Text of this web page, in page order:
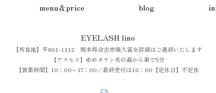
menu＆price blog
EYELASH lino
【所在地】〒861-1112 熊本県合志市幾久富※詳細はご連絡いたします
【アクセス】ゆめタウン光の森から車で5分
【営業時間】10：00～17：00／最終受付は16：00【定休日】不定休